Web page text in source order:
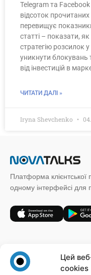
Цей
cookies
Telegram та
відсоток
перевищує
статті – показати,
стратегію розсилок
уникнути блокувань
від інвестицій в
ЧИТАТИ ДАЛІ »
Iryna Shevchenko
Платформа клієнтської
одному інтерфейсі для
Форма зворотного